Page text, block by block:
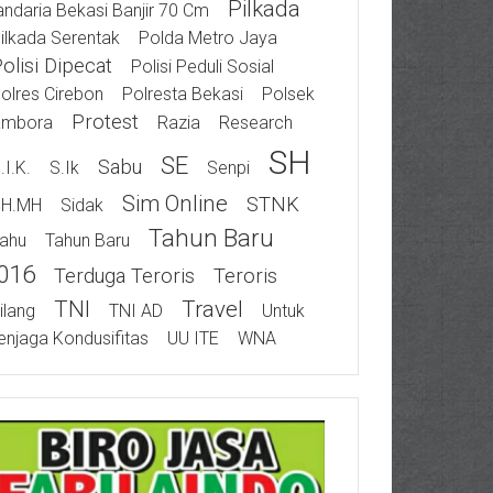
Bekasi Banjir 70 Cm
Pilkada
Serentak Polda Metro Jaya
Dipecat
Polisi Peduli Sosial
Cirebon
Polresta Bekasi
Polsek
Protest Razia Research
S.Ik Sabu SE Senpi SH
Sidak Sim Online STNK
Tahun Baru
Tahun Baru
Terduga Teroris Teroris
TNI TNI AD Travel
Untuk
Kondusifitas
UU ITE WNA